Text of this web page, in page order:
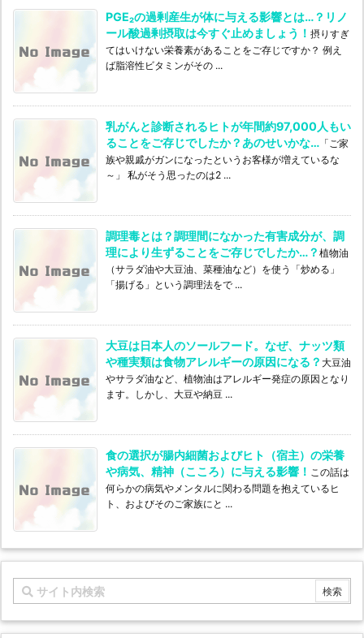
リ
PGE₂の過剰産生が体に与える影響とは…？リノ
ール酸過剰摂取は今すぐ止めましょう！ 摂りすぎ
てはいけない栄養素があることをご存じですか？ 例え
ば脂溶性ビタミンがその ...
乳がんと診断されるヒトが年間約97,000人もい
ることをご存じでしたか？あのせいかな… 「ご家
族や親戚がガンになったというお客様が増えているな
～」 私がそう思ったのは2 ...
調理毒とは？調理間になかった有害成分が、調
理により生ずることをご存じでしたか…？ 植物油
（サラダ油や大豆油、菜種油など）を使う「炒める」
「揚げる」という調理法をで ...
大豆は日本人のソールフード。なぜ、ナッツ類
や種実類は食物アレルギーの原因になる？ 大豆油
やサラダ油など、植物油はアレルギー発症の原因となり
ます。しかし、大豆や納豆 ...
食の選択が腸内細菌およびヒト（宿主）の栄養
や病気、精神（こころ）に与える影響！ この話は
何らかの病気やメンタルに関わる問題を抱えているヒ
ト、およびそのご家族にと ...